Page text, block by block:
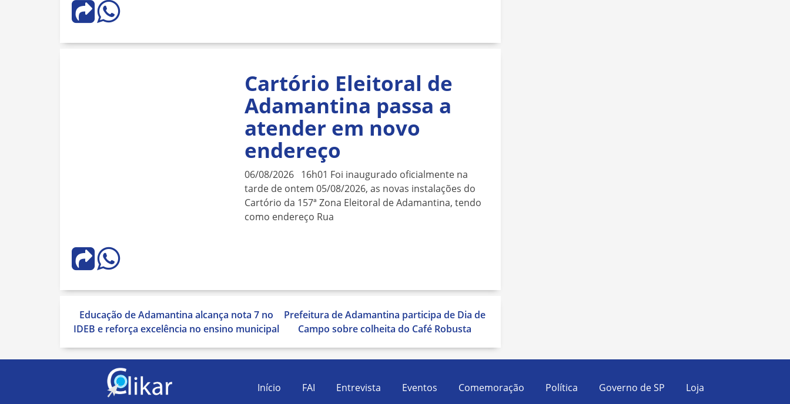
Cartório Eleitoral de
Adamantina passa a
atender em novo
endereço
06/08/2026 16h01 Foi inaugurado oficialmente na
tarde de ontem 05/08/2026, as novas instalações do
Cartório da 157ª Zona Eleitoral de Adamantina, tendo
como endereço Rua
Navegação
de
Post
Educação de Adamantina alcança nota 7 no
IDEB e reforça excelência no ensino municipal
Prefeitura de Adamantina participa de Dia de
Campo sobre colheita do Café Robusta
Início FAI Entrevista Eventos Comemoração Política Governo de SP Loja